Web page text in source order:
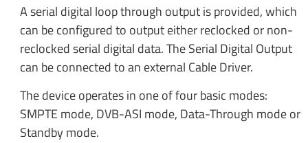
A serial digital loop through output is provided, which
can be configured to output either reclocked or non-
reclocked serial digital data. The Serial Digital Output
can be connected to an external Cable Driver.
The device operates in one of four basic modes:
SMPTE mode, DVB-ASI mode, Data-Through mode or
Standby mode.